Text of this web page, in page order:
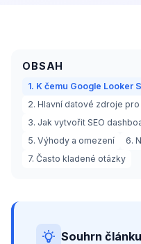
OBSAH
1. K čemu Google Looker
2. Hlavní datové zdroje
3. Jak vytvořit SEO
5. Výhody a omezení
6.
7. Často kladené otázky
Souhrn článku